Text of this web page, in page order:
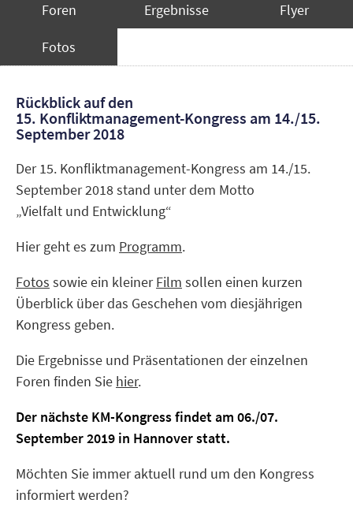
Foren Ergebnisse Flyer
Fotos
Rückblick auf den
15. Konfliktmanagement-Kongress am 14./15.
September 2018
Der 15. Konfliktmanagement-Kongress am 14./15.
September 2018 stand unter dem Motto
„Vielfalt und Entwicklung“
Hier geht es zum Programm.
Fotos sowie ein kleinerFilm sollen einen kurzen
Überblick über das Geschehen vom diesjährigen
Kongress geben.
Die Ergebnisse und Präsentationen der einzelnen
Foren finden Sie hier.
Der nächste KM-Kongress findet am 06./07.
September 2019 in Hannover statt.
Möchten Sie immer aktuell rund um den Kongress
informiert werden?